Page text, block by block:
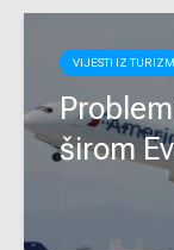
VIJESTI IZ
širom